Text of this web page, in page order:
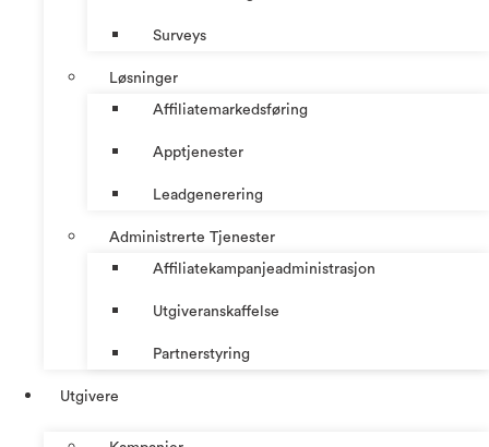
Surveys
Løsninger
Affiliatemarkedsføring
Apptjenester
Leadgenerering
Administrerte Tjenester
Affiliatekampanjeadministrasjon
Utgiveranskaffelse
Partnerstyring
Utgivere